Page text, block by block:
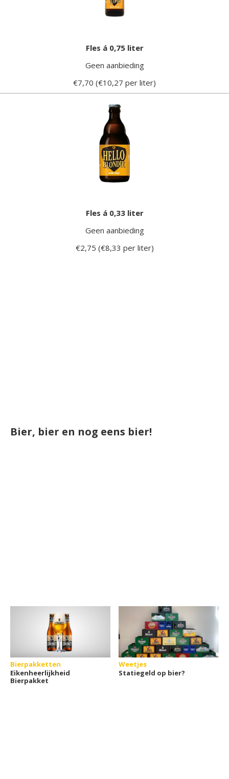
Fles á 0,75 liter
Geen aanbieding
€7,70 (€10,27 per liter)
Fles á 0,33 liter
Geen aanbieding
€2,75 (€8,33 per liter)
Bier, bier en nog eens bier!
Bierpakketten
Eikenheerlijkheid
Bierpakket
Weetjes
Statiegeld op bier?